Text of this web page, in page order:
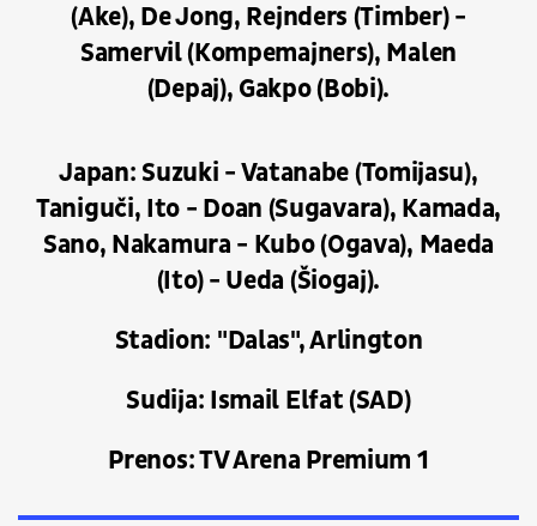
(Ake), De Jong, Rejnders (Timber) -
Samervil (Kompemajners), Malen
(Depaj), Gakpo (Bobi).
Japan: Suzuki - Vatanabe (Tomijasu),
Taniguči, Ito - Doan (Sugavara), Kamada,
Sano, Nakamura - Kubo (Ogava), Maeda
(Ito) - Ueda (Šiogaj).
Stadion: "Dalas", Arlington
Sudija: Ismail Elfat (SAD)
Prenos: TV Arena Premium 1